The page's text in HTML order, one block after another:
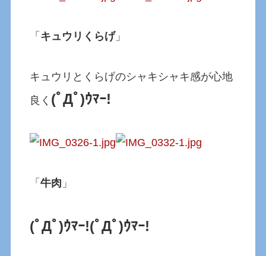
「 キュウリくらげ」
キュウリとくらげのシャキシャキ感が心地
良く (ﾟДﾟ)ｳﾏｰ!
「牛肉 」
(ﾟДﾟ)ｳﾏｰ!(ﾟДﾟ)ｳﾏｰ!